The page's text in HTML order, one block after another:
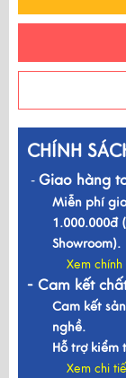
CHÍNH
- Giao hàng
Miễn phí
1.000.000đ
Showroom).
Xem
- Cam kết
Cam kết
nghề.
Hỗ trợ kiểm
Xem chi